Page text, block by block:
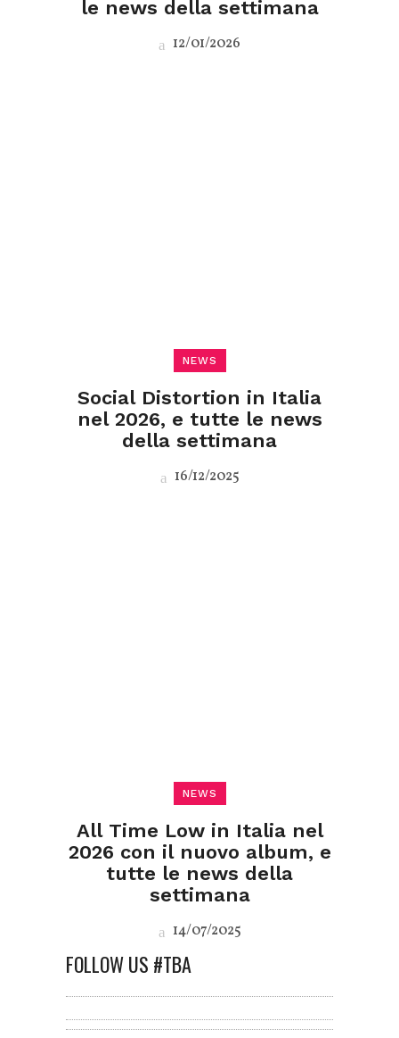
le news della settimana
12/01/2026
NEWS
Social Distortion in Italia
nel 2026, e tutte le news
della settimana
16/12/2025
NEWS
All Time Low in Italia nel
2026 con il nuovo album, e
tutte le news della
settimana
14/07/2025
FOLLOW US #TBA